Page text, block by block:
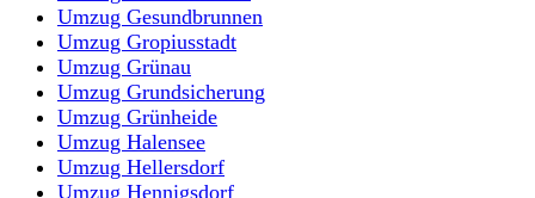
Umzug Gesundbrunnen
Umzug Gropiusstadt
Umzug Grünau
Umzug Grundsicherung
Umzug Grünheide
Umzug Halensee
Umzug Hellersdorf
Umzug Hennigsdorf